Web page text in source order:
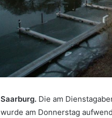
Saarburg.Die am
wurde am Donnerstag